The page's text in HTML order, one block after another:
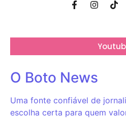
O Boto News
Uma fonte confiável de
escolha certa para quem